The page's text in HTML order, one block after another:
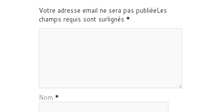
Votre adresse email ne sera pas publiéeLes
champs requis sont surlignés *
Nom *